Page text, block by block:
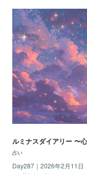
ルミナスダイアリー 〜
占い
Day287｜2026年2月11日